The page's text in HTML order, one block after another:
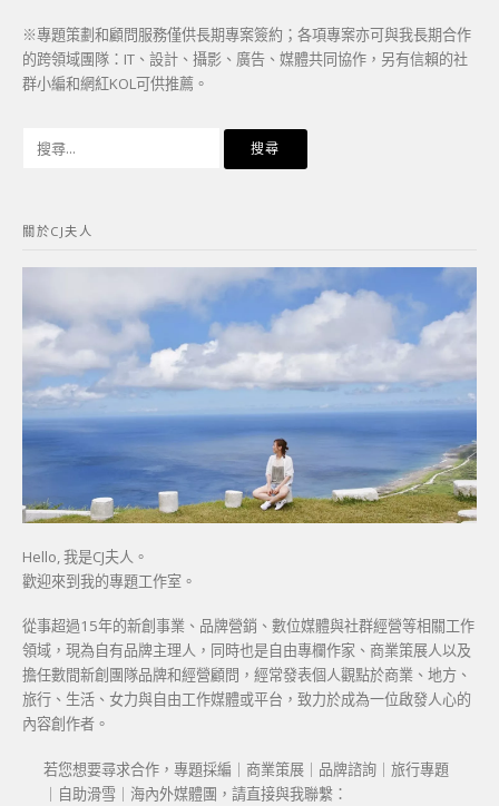
※專題策劃和顧問服務僅供長期專案簽約；各項專案亦可與我長期合作
的跨領域團隊：IT、設計、攝影、廣告、媒體共同協作，另有信賴的社
群小編和網紅KOL可供推薦。
字:
關於CJ夫人
Hello, 我是CJ夫人。
歡迎來到我的專題工作室。
從事超過15年的新創事業、品牌營銷、數位媒體與社群經營等相關工作
領域，現為自有品牌主理人，同時也是自由專欄作家、商業策展人以及
擔任數間新創團隊品牌和經營顧問，經常發表個人觀點於商業、地方、
旅行、生活、女力與自由工作媒體或平台，致力於成為一位啟發人心的
內容創作者。
若您想要尋求合作，專題採編｜商業策展｜品牌諮詢｜旅行專題
｜自助滑雪｜海內外媒體團，請直接與我聯繫：